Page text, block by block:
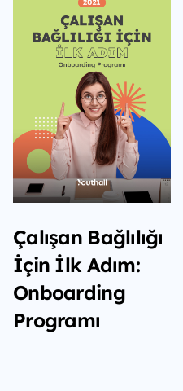
Çalışan Bağlılığı
İçin İlk Adım:
Onboarding
Programı